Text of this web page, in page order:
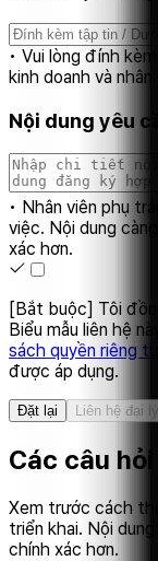
• Vui lòng đính
kinh doanh và nhân
Nội dung yêu
• Nhân viên phụ
việc. Nội dung
xác hơn.
[Bắt buộc] Tôi
Biểu mẫu liên hệ
sách quyền riêng tư
được áp dụng.
Đặt lại Liên hệ đại lý
Các câu
Xem trước cách
triển khai. Nội
chính xác hơn.